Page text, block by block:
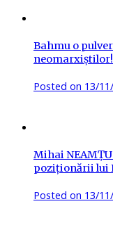
Bahmu o
Posted on 13/
Mihai NEAMȚU
poziționării lui
Posted on 13/